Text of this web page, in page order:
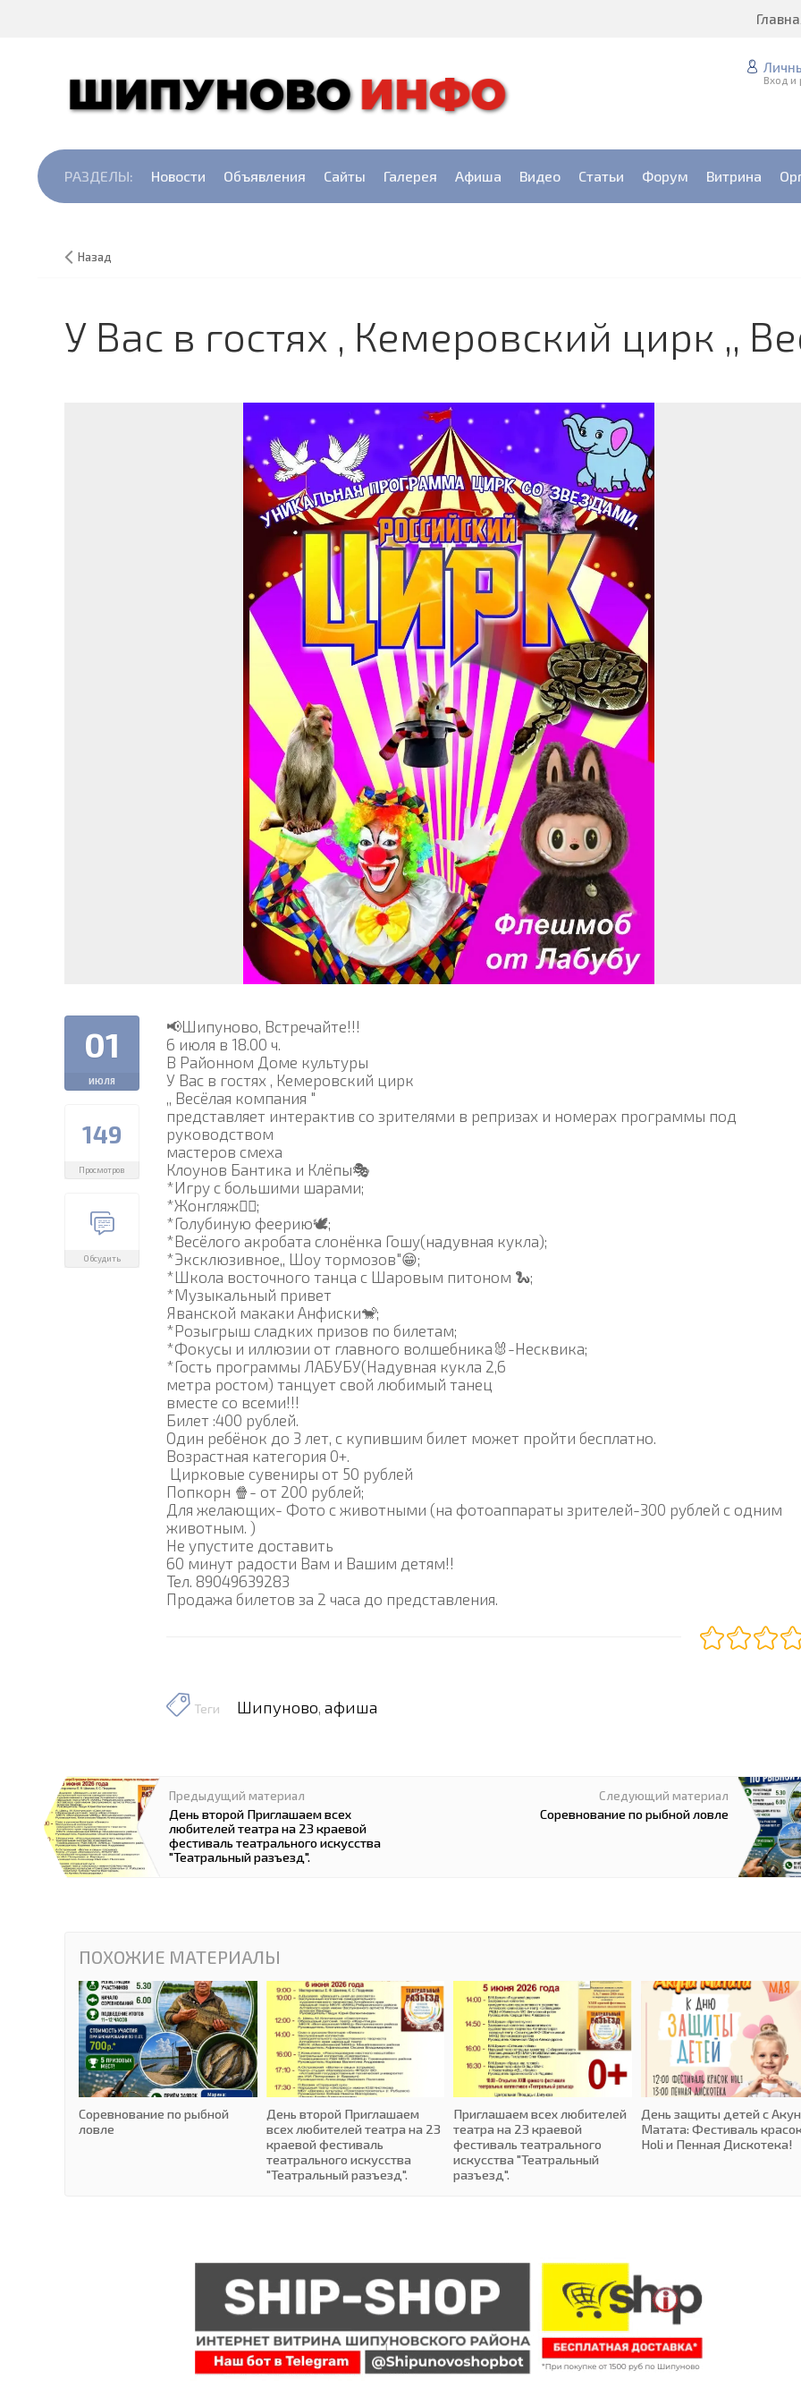
Вход и
РАЗДЕЛЫ: Новости Объявления Сайты Галерея Афиша Видео Статьи Форум Витрина
Назад
У Вас в гостях , Кемеровский цирк ,,
01
ИЮЛЯ
149
Просмотров
Обсудить
📢Шипуново, Встречайте!!!
6 июля в 18.00 ч.
В Районном Доме культуры
У Вас в гостях , Кемеровский цирк
,, Весëлая компания "
представляет интерактив со зрителями в репризах и номерах программы под
руководством
мастеров смеха
Клоунов Бантика и Клëпы🎭
*Игру с большими шарами;
*Жонгляж🤹‍♂️;
*Голубиную феерию🕊️;
*Весёлого акробата слонёнка Гошу(надувная кукла);
*Эксклюзивное,, Шоу тормозов"😁;
*Школа восточного танца с Шаровым питоном 🐍;
*Музыкальный привет
Яванской макаки Анфиски🐒;
*Розыгрыш сладких призов по билетам;
*Фокусы и иллюзии от главного волшебника🐰-Несквика;
*Гость программы ЛАБУБУ(Надувная кукла 2,6
метра ростом) танцует свой любимый танец
вместе со всеми!!!
Билет :400 рублей.
Один ребëнок до 3 лет, с купившим билет может пройти бесплатно.
Возрастная категория 0+.
Цирковые сувениры от 50 рублей
Попкорн 🍿- от 200 рублей;
Для желающих- Фото с животными (на фотоаппараты зрителей-300 рублей с одним
животным. )
Не упустите доставить
60 минут радости Вам и Вашим детям!!
Тел. 89049639283
Продажа билетов за 2 часа до представления.
Теги Шипуново, афиша
Предыдущий материал
День второй Приглашаем всех
любителей театра на 23 краевой
фестиваль театрального искусства
"Театральный разъезд".
Следующий материал
Соревнование по рыбной ловле
ПОХОЖИЕ МАТЕРИАЛЫ
Соревнование по рыбной
ловле
День второй Приглашаем
всех любителей театра на 23
краевой фестиваль
театрального искусства
"Театральный разъезд".
Приглашаем всех любителей
театра на 23 краевой
фестиваль театрального
искусства "Театральный
разъезд".
День защиты детей с
Матата: Фестиваль
Holi и Пенная Дискотека!